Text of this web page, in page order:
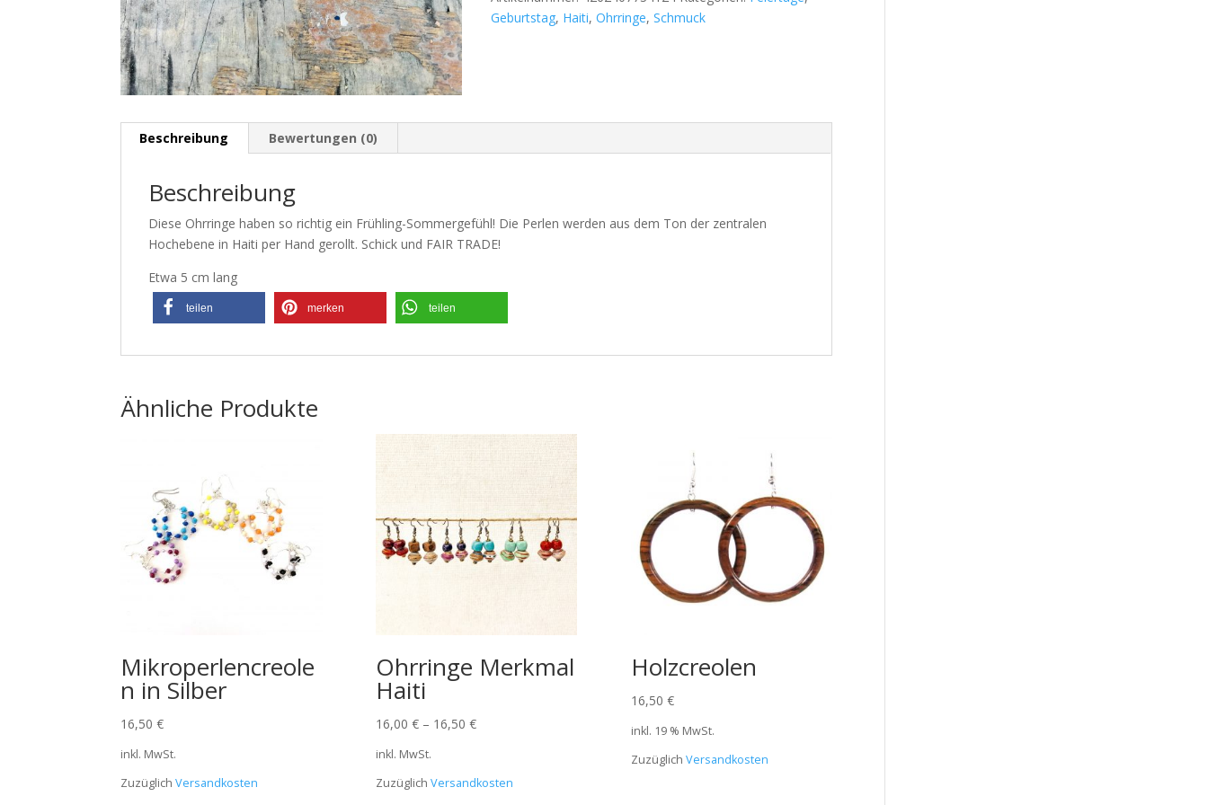
Geburtstag, Haiti,Ohrringe,Schmuck
Beschreibung Bewertungen (0)
Beschreibung
Diese Ohrringe haben so richtig ein Frühling-Sommergefühl! Die Perlen werden aus dem Ton der zentralen
Hochebene in Haiti per Hand gerollt. Schick und FAIR TRADE!
Etwa 5 cm lang
teilen merken teilen
Ähnliche Produkte
Mikroperlencreole
n in Silber
16,50€
inkl. MwSt.
ZuzüglichVersandkosten
Ohrringe Merkmal
Haiti
16,00 €– 16,50 €
inkl. MwSt.
Zuzüglich Versandkosten
Holzcreolen
16,50 €
inkl. 19 % MwSt.
Zuzüglich Versandkosten